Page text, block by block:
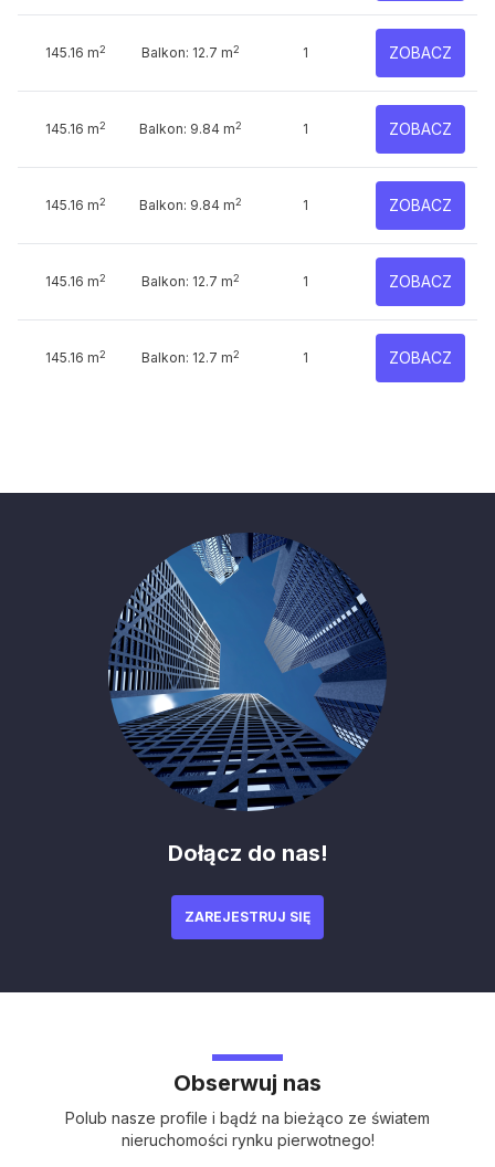
145.16 m2 Balkon: 12.7 m2 1 ZOBACZ
145.16 m2 Balkon: 9.84 m2 1 ZOBACZ
145.16 m2 Balkon: 9.84 m2 1 ZOBACZ
145.16 m2 Balkon: 12.7 m2 1 ZOBACZ
145.16 m2 Balkon: 12.7 m2 1 ZOBACZ
Dołącz do nas!
ZAREJESTRUJ SIĘ
Obserwuj nas
Polub nasze profile i bądź na bieżąco ze światem
nieruchomości rynku pierwotnego!